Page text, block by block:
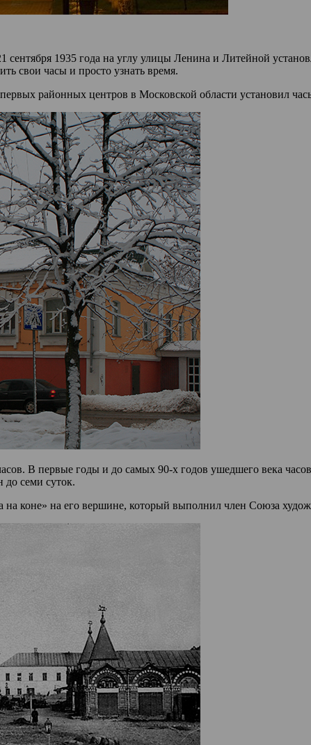
сентября 1935 года на углу улицы Ленина и Литейной
свои часы и просто узнать время.
районных центров в Московской области установил
В первые годы и до самых 90-х годов ушедшего века
до семи суток.
коне» на его вершине, который выполнил член Союза